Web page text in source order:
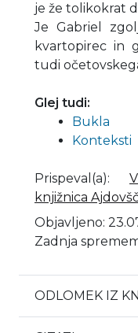
je že tolikokrat
Je Gabriel
kvartopirec in
tudi
Glej tudi:
Bukla
Konteksti
Prispeval(a):
knjižnica
Objavljeno:
Zadnja
ODLOMEK IZ